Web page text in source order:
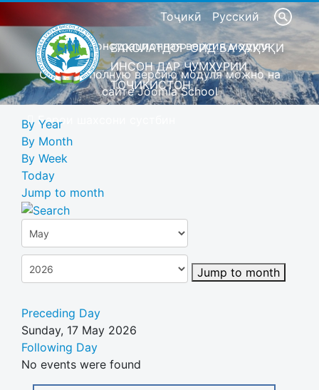
Тоҷикӣ Русский
Это демонстрационная версия модуля
Скачать полную версию модуля можно на
сайте Joomla School
Барои шахсони сустбин
ВАКОЛАТДОР ОИД БА ҲУҚУҚИ
ИНСОН ДАР ҶУМҲУРИИ
ТОҶИКИСТОН
By Year
By Month
By Week
Today
Jump to month
Jump to month
Preceding Day
Sunday, 17 May 2026
Following Day
No events were found